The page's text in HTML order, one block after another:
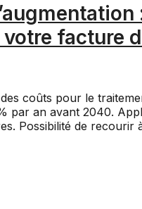
facture
coûts pour le
par an avant 2040.
Possibilité de